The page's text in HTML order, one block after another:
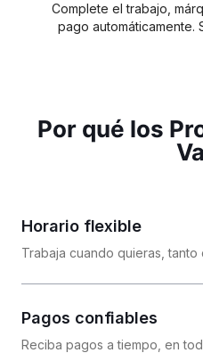
Complete el trabajo,
pago automáticamente.
Por qué los
Horario flexible
Trabaja cuando quieras, tanto
Pagos confiables
Reciba pagos a tiempo, en